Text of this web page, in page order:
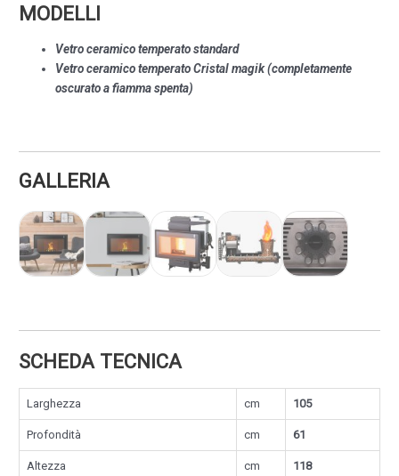
MODELLI
Vetro ceramico temperato standard
Vetro ceramico temperato Cristal magik (completamente
oscurato a fiamma spenta)
GALLERIA
SCHEDA TECNICA
Larghezza cm 105
Profondità cm 61
Altezza cm 118